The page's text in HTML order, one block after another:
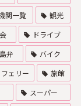
関一覧
観光
ドライブ
弁
バイク
フェリー
旅館
スーパー